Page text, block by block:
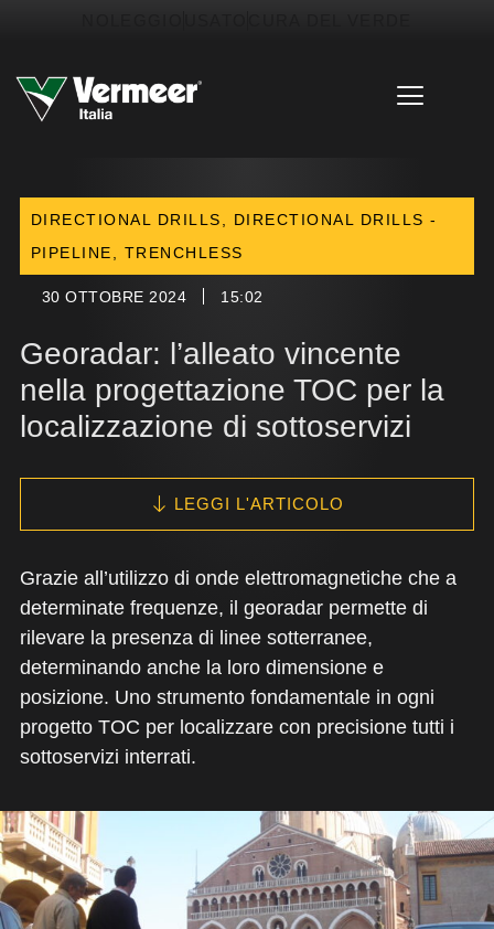
contenuto
DIRECTIONAL DRILLS
DIRECTIONAL DRILLS -
PIPELINE
TRENCHLESS
30 OTTOBRE 2024 15:02
Georadar: l’alleato vincente
nella progettazione TOC per la
localizzazione di sottoservizi
LEGGI L'ARTICOLO
Grazie all’utilizzo di onde elettromagnetiche che a
determinate frequenze, il georadar permette di
rilevare la presenza di linee sotterranee,
determinando anche la loro dimensione e
posizione. Uno strumento fondamentale in ogni
progetto TOC per localizzare con precisione tutti i
sottoservizi interrati.